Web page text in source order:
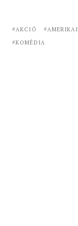
AKCIÓ AMERIKAI
KOMÉDIA